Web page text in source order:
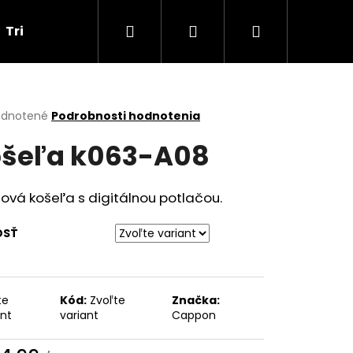
Tričká Darčekové poukážky
Hľadať PrihlásenieNákupný
Podrobnosti hodnotenia
k063-A08
košeľa s digitálnou potlačou.
Kód: Zvoľte
variant
Značka:
Cappon
Nasledujúce